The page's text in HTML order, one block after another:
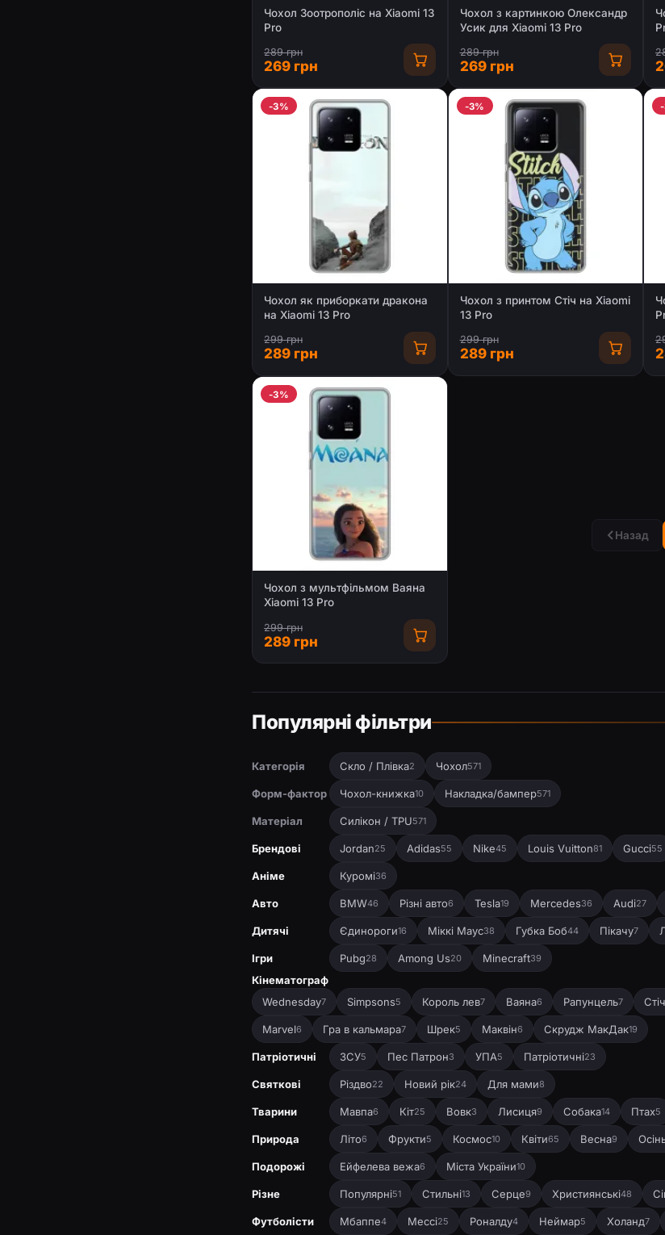
Чохол Зоотрополіс на Xiaomi 13
Pro
289 грн
269 грн
Чохол з картинкою Олександр
Усик для Xiaomi 13 Pro
289 грн
269 грн
-3%
Чохол як приборкати дракона
на Xiaomi 13 Pro
299 грн
289 грн
-3%
Чохол з принтом Стіч на Xiaomi
13 Pro
299 грн
289 грн
-3%
Чохол з мультфільмом Ваяна
Xiaomi 13 Pro
299 грн
289 грн
Назад
Популярні фільтри
Категорія Скло / Плівка2 Чохол571
Форм-фактор Чохол-книжка10 Накладка/бампер571
Матеріал Силікон / TPU571
Брендові Jordan25 Adidas55 Nike45 Louis Vuitton81 Gucci55
Аніме Куромі36
Авто BMW46 Різні авто6 Tesla19 Mercedes36 Audi27
Дитячі Єдинороги16 Міккі Маус38 Губка Боб44 Пікачу7
Ігри Pubg28 Among Us20 Minecraft39
Кінематограф
Wednesday7 Simpsons5 Король лев7 Ваяна6 Рапунцель7 Стіч
Marvel6 Гра в кальмара7 Шрек5 Маквін6 Скрудж МакДак19
Патріотичні ЗСУ5 Пес Патрон3 УПА5 Патріотичні23
Святкові Різдво22 Новий рік24 Для мами8
Тварини Мавпа6 Кіт25 Вовк3 Лисиця9 Собака14 Птах5
Природа Літо6 Фрукти5 Космос10 Квіти65 Весна9
Подорожі Ейфелева вежа6 Міста України10
Різне Популярні51 Стильні13 Серце9 Християнські48
Футболісти Мбаппе4 Мессі25 Роналду4 Неймар5 Холанд7